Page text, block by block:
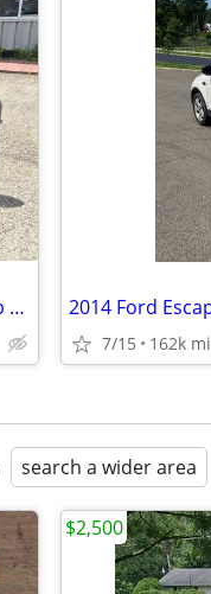
2017 Ford Escape SE AWD Loaded up Sharp Suv
7/15 162k mi
search a wider area
$2,500